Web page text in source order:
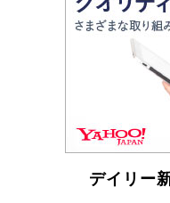
東野圭吾、伊坂
らも文庫化 映
イン［文庫ベス
デイリー